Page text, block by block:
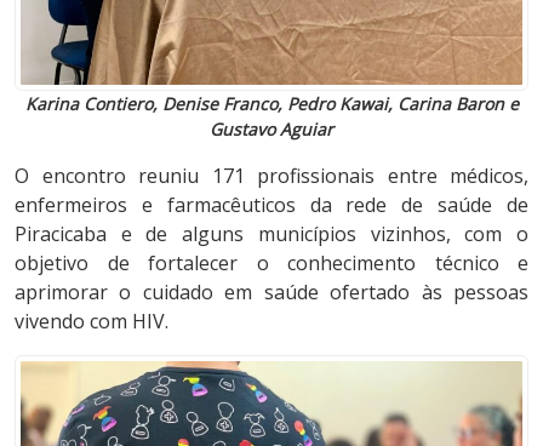
Karina Contiero, Denise Franco, Pedro Kawai, Carina Baron e
Gustavo Aguiar
O encontro reuniu 171 profissionais entre médicos,
enfermeiros e farmacêuticos da rede de saúde de
Piracicaba e de alguns municípios vizinhos, com o
objetivo de fortalecer o conhecimento técnico e
aprimorar o cuidado em saúde ofertado às pessoas
vivendo com HIV.